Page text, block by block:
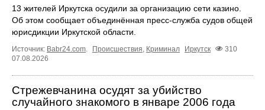
13 жителей Иркутска осудили за организацию сети казино.
Об этом сообщает объединённая пресс‑служба судов общей
юрисдикции Иркутской области.
Источник: Babr24.com. Происшествия, Криминал Иркутск
310
07.08.2026
Стрежевчанина осудят за убийство
случайного знакомого в январе 2006 года